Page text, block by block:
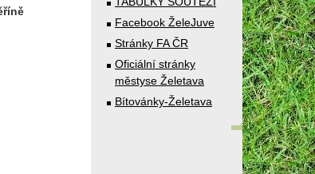
Facebook ŽeleJuve
Stránky FA ČR
Oficiální stránky
městyse Želetava
Bítovánky-Želetava